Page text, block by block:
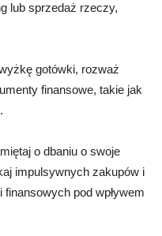
lub sprzedaż rzeczy,
gotówki, rozważ
finansowe, takie jak
o dbaniu o swoje
impulsywnych zakupów i
pod wpływem